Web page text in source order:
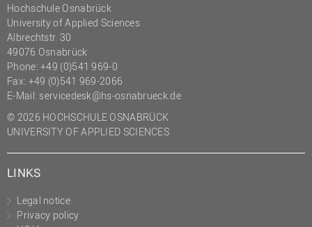
Studierendensekretariat
Studium und Lehre
Transfer- und
Innovationsmanagement
Hochschule Osnabrück
University of Applied Sciences
Albrechtstr. 30
49076 Osnabrück
Phone: +49 (0)541 969-0
Fax: +49 (0)541 969-2066
E-Mail: servicedesk@hs-osnabrueck.de
© 2026 HOCHSCHULE OSNABRÜCK
UNIVERSITY OF APPLIED SCIENCES
LINKS
Legal notice
Privacy policy